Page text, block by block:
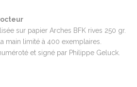
sur papier Arches BFK rives 250 gr.
main limité à 400 exemplaires.
et signé par Philippe Geluck.